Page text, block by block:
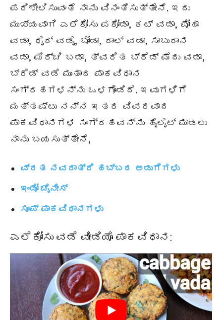
ಪರಿಶೀಲಿಸುವಂತೆ ನಾನು ವಿನಂತಿಸುತ್ತೇನೆ. ಇದು
ಮುಖ್ಯವಾಗಿ ಎಲೆಕೋಸು ಪಕೋಡಾ, ಕಟ್ ವಡಾ, ಪೋಹಾ
ವಡಾ, ಥೈರ್ ವಡೈ, ಬೋಂಡಾ, ದಾಲ್ ವಡಾ, ಸಾಬುದಾನ
ವಡಾ, ಮಿರ್ಚಿ ಬಡಾ, ತ್ವರಿತ ಬ್ರೆಡ್ ಮೆದು ವಡಾ,
ಬ್ರೆಡ್ ವಡೆ ಮುಂತಾದ ಪಾಕವಿಧಾನ
ಸಂಗ್ರಹಗಳನ್ನು ಒಳಗೊಂಡಿದೆ. ಇವುಗಳಿಗೆ
ಮತ್ತಷ್ಟು ನನ್ನ ಇತರ ವಿವರವಾದ
ಪಾಕವಿಧಾನಗಳ ಸಂಗ್ರಹವನ್ನು ಹೈಲೈಟ್ ಮಾಡಲು
ನಾನು ಬಯಸುತ್ತೇನೆ,
ವ್ರತ ನವರಾತ್ರಿ ಹಬ್ಬದ ಅಡುಗೆಗಳು
ಇಂಡೋ ಚೈನೀಸ್
ಸೂಪ್ ಪಾಕವಿಧಾನಗಳು
ಎಲೆಕೋಸು ವಡೆ ವೀಡಿಯೊ ಪಾಕವಿಧಾನ: